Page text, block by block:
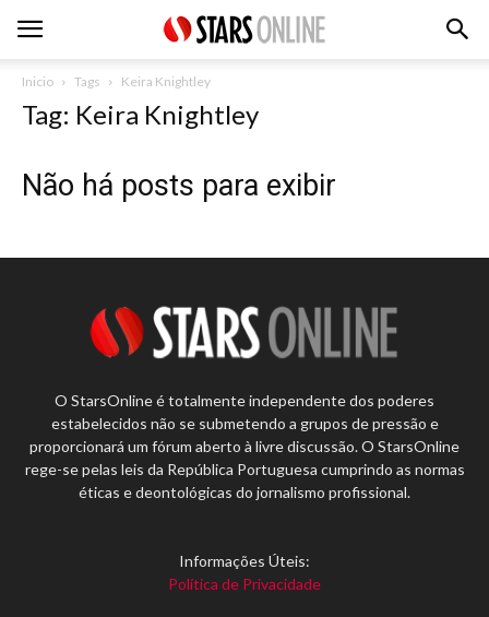
Inicio Tags Keira Knightley
Tag: Keira Knightley
Não há posts para exibir
O StarsOnline é totalmente independente dos poderes
estabelecidos não se submetendo a grupos de pressão e
proporcionará um fórum aberto à livre discussão. O StarsOnline
rege-se pelas leis da República Portuguesa cumprindo as normas
éticas e deontológicas do jornalismo profissional.
Informações Úteis:
Política de Privacidade